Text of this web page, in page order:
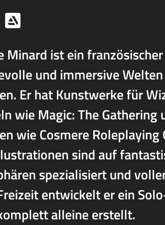
Minard ist ein
und immersive
Er hat Kunstwerke für
wie Magic: The Gathering
wie Cosmere
sind auf
spezialisiert und
entwickelt er ein
alleine erstellt.